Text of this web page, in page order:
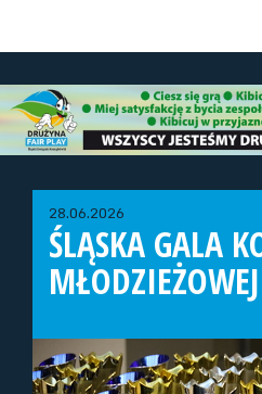
28.06.2026
ŚLĄSKA GALA